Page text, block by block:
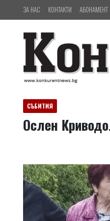
ЗА НАС КОНТАКТИ АБОНАМЕНТ
СЪБИТИЯ
Ослен